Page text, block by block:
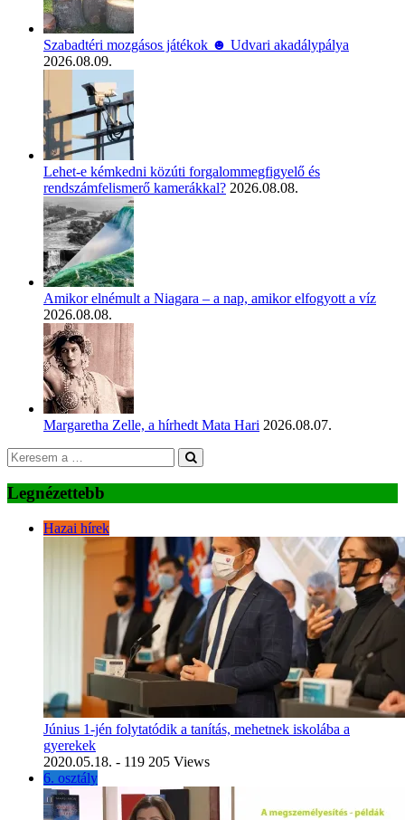
Szabadtéri mozgásos játékok ☻ Udvari akadálypálya
2026.08.09.
Lehet-e kémkedni közúti forgalommegfigyelő és
rendszámfelismerő kamerákkal? 2026.08.08.
Amikor elnémult a Niagara – a nap, amikor elfogyott a víz
2026.08.08.
Margaretha Zelle, a hírhedt Mata Hari 2026.08.07.
Legnézettebb
Hazai hírek
Június 1-jén folytatódik a tanítás, mehetnek iskolába a
gyerekek
2020.05.18. - 119 205 Views
6. osztály